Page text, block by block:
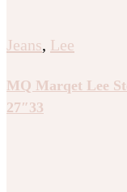
Jeans, Lee
MQ Marqet Lee
27″33